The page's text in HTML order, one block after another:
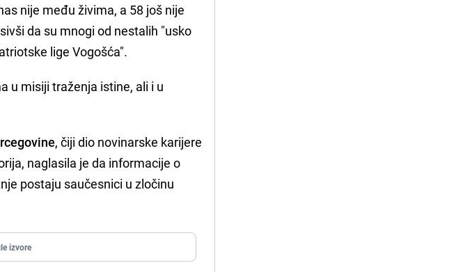
nije među živima, a 58 još nije
da su mnogi od nestalih "usko
lige Vogošća".
u misiji traženja istine, ali i u
, čiji dio novinarske karijere
naglasila je da informacije o
postaju saučesnici u zločinu
izvore